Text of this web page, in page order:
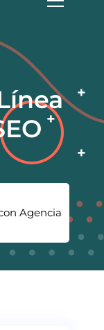
Agencia